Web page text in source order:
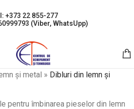
+373 22 855-277
(Viber, WhatsUpp)
și metal » Dibluri din lemn și
pentru îmbinarea pieselor din lemn